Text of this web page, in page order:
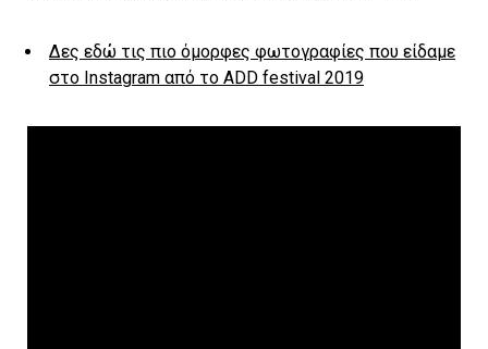
Δες εδώ τις πιο όμορφες φωτογραφίες που είδαμε
στο Instagram από το ADD festival 2019